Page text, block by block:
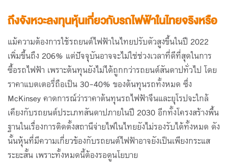
ถึงจังหวะลงทุนหุ้นเกี่ยวกับรถไฟฟ้าในไทยจริงหรือ
แม้ความต้องการใช้รถยนต์ไฟฟ้าในไทยปรับตัวสูงขึ้นในปี 2022
เพิ่มขึ้นถึง 206% แต่ปัจจุบันอาจจะไม่ใช่ช่วงเวลาที่ดีที่สุดในการ
ซื้อรถไฟฟ้า เพราะต้นทุนยังไม่ได้ถูกกว่ารถยนต์สันดาปทั่วไป โดย
ราคาแบตเตอรี่ถือเป็น 30-40% ของต้นทุนรถทั้งหมด ซึ่ง
McKinsey คาดการณ์ว่าราคาต้นทุนรถไฟฟ้าจีนและยุโรปจะใกล้
เคียงกับรถยนต์ประเภทสันดาปภายในปี 2030 อีกทั้งโครงสร้างพื้น
ฐานในเรื่องการติดตั้งสถานีจ่ายไฟในไทยยังไม่รองรับได้ทั้งหมด ดัง
นั้นหุ้นที่มีความเกี่ยวข้องกับรถยนต์ไฟฟ้าอาจยังเป็นเพียงกระแส
ระยะสั้น เพราะทั้งหมดนี้ต้องรอดูนโยบาย